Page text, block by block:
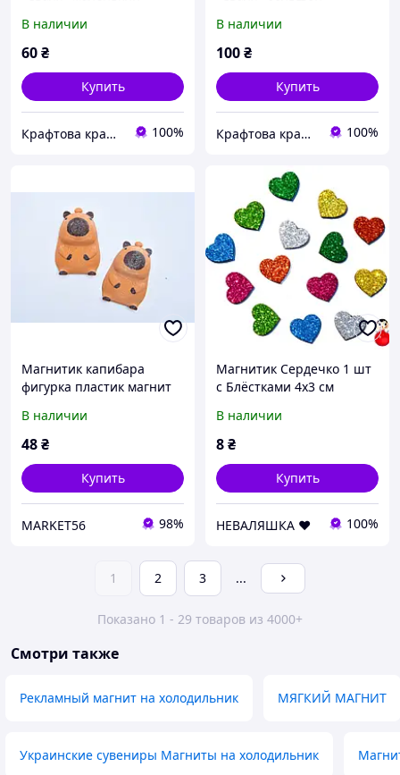
В наличии
60₴
Купить
Крафтова крамниця "ЕКО БОВТ" 100%
В наличии
100₴
Купить
Крафтова крамниця "ЕКО БОВТ" 100%
Магнитик капибара
фигурка пластик магнит
В наличии
48₴
Купить
MARKET56 98%
Магнитик Сердечко 1 шт
с Блёстками 4х3 см
холодильник сердце мдф
+ глиттер
В наличии
8₴
Купить
НЕВАЛЯШКА ♥️ 100%
1 2 3 ...
Показано 1 - 29 товаров из 4000+
Смотри также
Рекламный магнит на холодильник МЯГКИЙ МАГНИТ
Украинские сувениры Магниты на холодильник